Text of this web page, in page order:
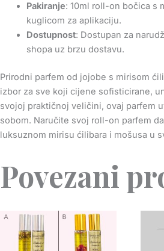
Pakiranje: 10ml roll-on bočica s
kuglicom za aplikaciju.
Dostupnost: Dostupan za
shopa uz brzu dostavu.
Prirodni parfem od jojobe s mirisom
izbor za sve koji cijene sofisticirane,
svojoj praktičnoj veličini, ovaj parfem
sobom. Naručite svoj roll-on parfem
luksuznom mirisu ćilibara i mošusa u
Povezani